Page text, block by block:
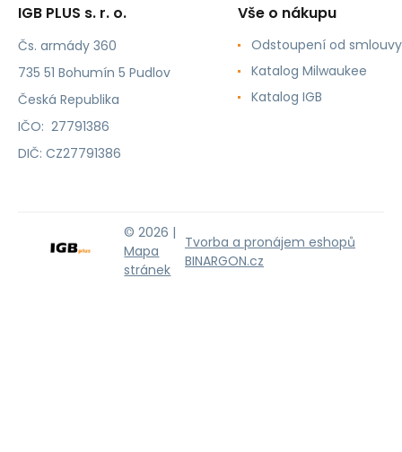
IGB PLUS s. r. o.
Čs. armády 360
735 51 Bohumín 5 Pudlov
Česká Republika
IČO: 27791386
DIČ: CZ27791386
Vše o nákupu
Odstoupení od smlouvy
Katalog Milwaukee
Katalog IGB
© 2026 |
Mapa
stránek
Tvorba a pronájem eshopů
BINARGON.cz